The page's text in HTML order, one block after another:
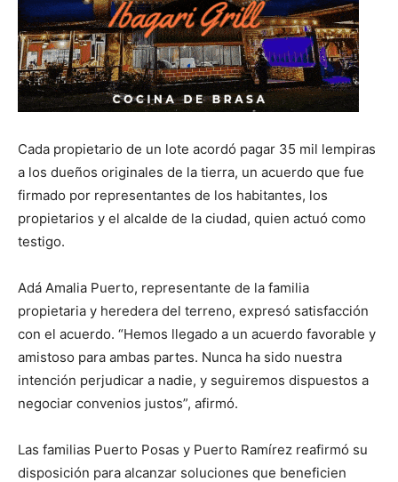
Cada propietario de un lote acordó pagar 35 mil lempiras
a los dueños originales de la tierra, un acuerdo que fue
firmado por representantes de los habitantes, los
propietarios y el alcalde de la ciudad, quien actuó como
testigo.
Adá Amalia Puerto, representante de la familia
propietaria y heredera del terreno, expresó satisfacción
con el acuerdo. “Hemos llegado a un acuerdo favorable y
amistoso para ambas partes. Nunca ha sido nuestra
intención perjudicar a nadie, y seguiremos dispuestos a
negociar convenios justos”, afirmó.
Las familias Puerto Posas y Puerto Ramírez reafirmó su
disposición para alcanzar soluciones que beneficien